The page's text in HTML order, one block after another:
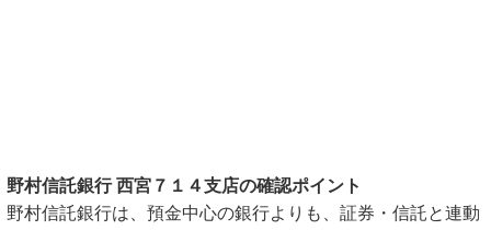
野村信託銀行 西宮７１４支店の確認ポイント
野村信託銀行は、預金中心の銀行よりも、証券・信託と連動